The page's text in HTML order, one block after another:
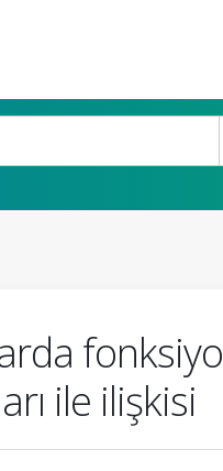
ile ilişkisi